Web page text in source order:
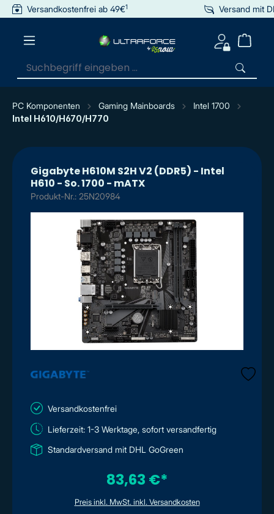
springen
Versandkostenfrei ab 49€1 Versand mit
PC Komponenten Gaming Mainboards
Intel 1700
Intel H610/H670/H770
Gigabyte H610M S2H V2 (DDR5) - Intel
H610 - So. 1700 - mATX
Produkt-Nr.: 25N20984
Versandkostenfrei
Lieferzeit: 1-3 Werktage, sofort versandfertig
Standardversand mit DHL GoGreen
83,63 €*
Preis inkl. MwSt. inkl. Versandkosten